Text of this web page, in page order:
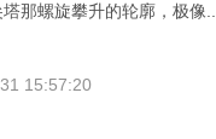
那螺旋攀升的轮廓，极像...
15:57:20